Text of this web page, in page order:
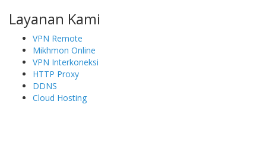
Layanan Kami
VPN Remote
Mikhmon Online
VPN Interkoneksi
HTTP Proxy
DDNS
Cloud Hosting